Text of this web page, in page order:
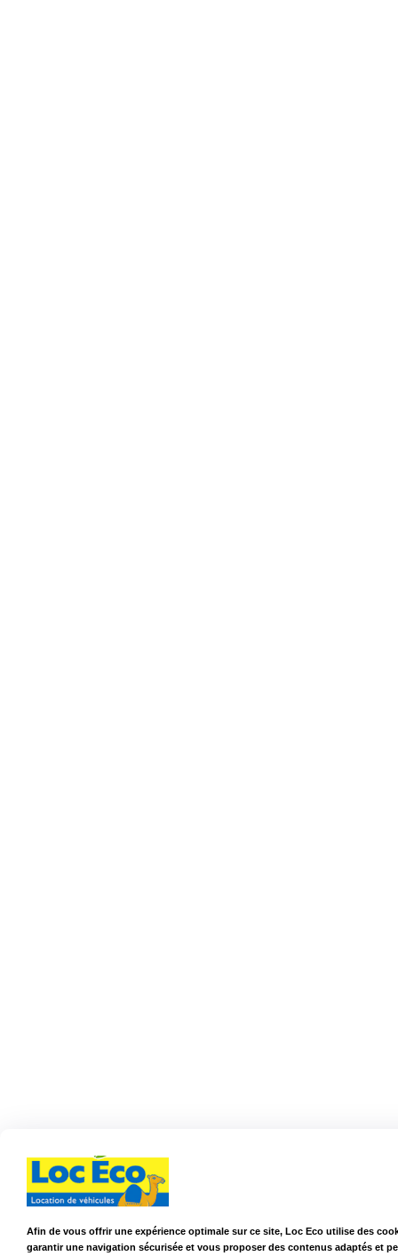
Afin de vous offrir une expérience optimale sur ce site, Loc Eco utilise des
garantir une navigation sécurisée et vous proposer des contenus adaptés et